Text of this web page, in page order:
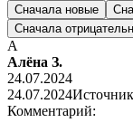
Сначала новые
Сначала
А
Алёна З.
24.07.2024
24.07.2024
Комментарий: